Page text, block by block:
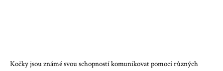
Kočky jsou známé svou schopností komunikovat pomocí různých